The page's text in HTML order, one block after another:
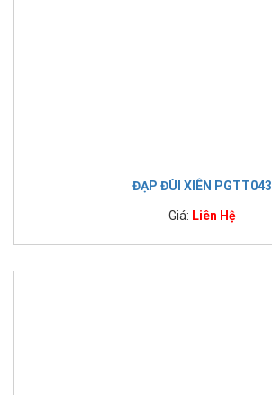
ĐẠP ĐÙI XIÊN PGTT043
Giá: Liên Hệ